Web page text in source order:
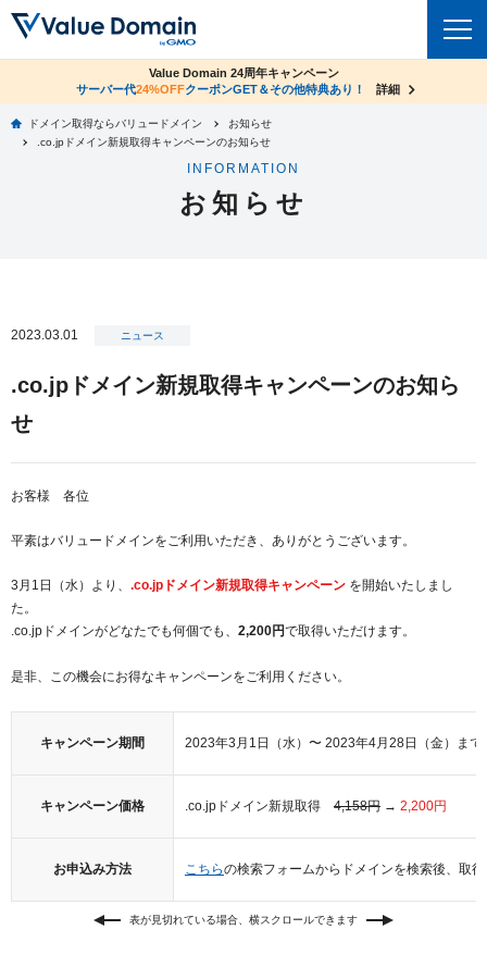
ドメイントップ
.jpドメインオークション
gTLDオークション
.jpドメインバックオーダー
プレミアムドメイン
人気ドメインの種類
WHOIS検索
レンタルサーバー
XREA
Oneレンタルサーバー
サイトロック
紹介制度
バリュードメインAPI
ドメイン・ホスティングOEM
ドメインコンシェルジュ
Value Domain Analyzer
お知らせ サポート
お問い合わせ
Value Domainにログイン
Value Domain Oneにログイン
Value Domainユーザー登録
co.jpドメイン✕コアサーバーV2ビジネス応援キャンペーン
サーバー料金1年間無料
詳細
Value Domain 24周年キャンペーン
サーバー代24%OFFクーポンGET＆その他特典あり！ 詳細
ドメイン取得ならバリュードメイン
お知らせ
.co.jpドメイン新規取得キャンペーンのお知らせ
INFORMATION
お知らせ
2023.03.01 ニュース
.co.jpドメイン新規取得キャンペーンのお知ら
せ
お客様 各位
平素はバリュードメインをご利用いただき、ありがとうございます。
3月1日（水）より、 .co.jpドメイン新規取得キャンペーンを開始いたしまし
た。
.co.jpドメインがどなたでも何個でも、 2,200円で取得いただけます。
是非、この機会にお得なキャンペーンをご利用ください。
キャンペーン期間 2023年3月1日（水）〜 2023年4月28日（金）まで
キャンペーン価格 .co.jpドメイン新規取得 4,158円→ 2,200円
お申込み方法 こちらの検索フォームからドメインを検索後、取
表が見切れている場合、横スクロールできます